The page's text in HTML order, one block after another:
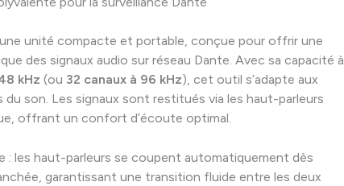
unité compacte et portable, conçue pour offrir une
des signaux audio sur réseau Dante. Avec sa capacité à
kHz (ou 32 canaux à 96 kHz), cet outil s’adapte aux
son. Les signaux sont restitués via les haut-parleurs
offrant un confort d’écoute optimal.
: les haut-parleurs se coupent automatiquement dès
garantissant une transition fluide entre les deux